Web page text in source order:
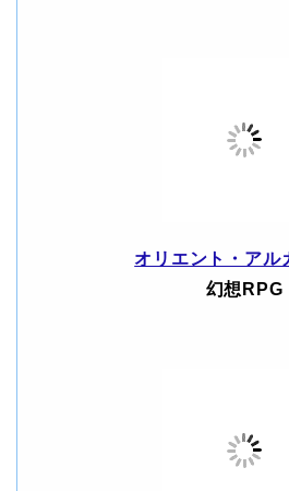
オリエント・アル
幻想RPG